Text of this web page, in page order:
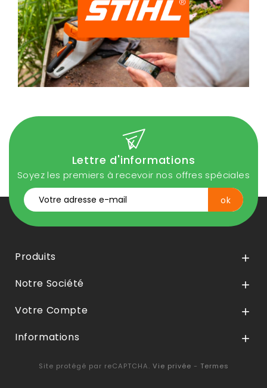
Lettre d'informations
Soyez les premiers à recevoir nos offres spéciales
Produits 
Notre Société 
Votre Compte 
Informations 
Site protégé par reCAPTCHA. Vie privée - Termes